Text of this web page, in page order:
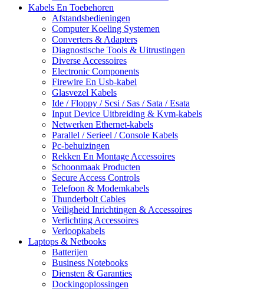
Kabels En Toebehoren
Afstandsbedieningen
Computer Koeling Systemen
Converters & Adapters
Diagnostische Tools & Uitrustingen
Diverse Accessoires
Electronic Components
Firewire En Usb-kabel
Glasvezel Kabels
Ide / Floppy / Scsi / Sas / Sata / Esata
Input Device Uitbreiding & Kvm-kabels
Netwerken Ethernet-kabels
Parallel / Serieel / Console Kabels
Pc-behuizingen
Rekken En Montage Accessoires
Schoonmaak Producten
Secure Access Controls
Telefoon & Modemkabels
Thunderbolt Cables
Veiligheid Inrichtingen & Accessoires
Verlichting Accessoires
Verloopkabels
Laptops & Netbooks
Batterijen
Business Notebooks
Diensten & Garanties
Dockingoplossingen